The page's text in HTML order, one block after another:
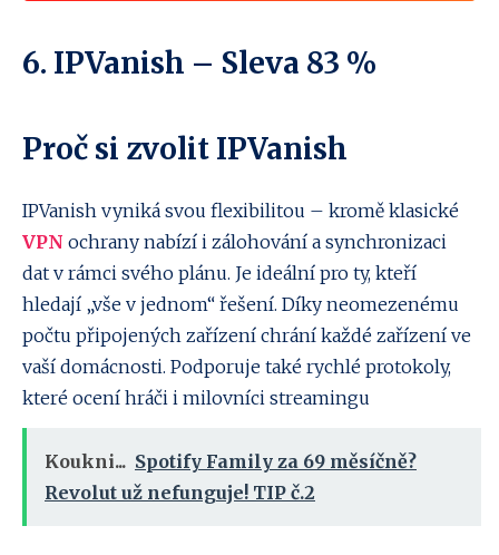
6. IPVanish – Sleva 83 %
Proč si zvolit IPVanish
IPVanish vyniká svou flexibilitou – kromě klasické
VPN ochrany nabízí i zálohování a synchronizaci
dat v rámci svého plánu. Je ideální pro ty, kteří
hledají „vše v jednom“ řešení. Díky neomezenému
počtu připojených zařízení chrání každé zařízení ve
vaší domácnosti. Podporuje také rychlé protokoly,
které ocení hráči i milovníci streamingu
Koukni... Spotify Family za 69 měsíčně?
Revolut už nefunguje! TIP č.2